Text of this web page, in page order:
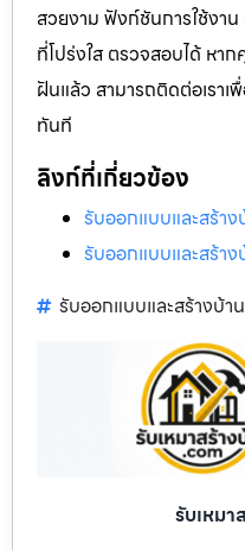
สวยงาม ฟังก์ชันการใช้งา
ที่โปร่งใส ตรวจสอบได้ หา
ฝันแล้ว สามารถติดต่อเราเ
ทันที
ลิงก์ที่เกี่ยวข้อง
รับออกแบบและสร้า
รับออกแบบและสร้า
รับออกแบบและสร้างบ้า
รับเหมา